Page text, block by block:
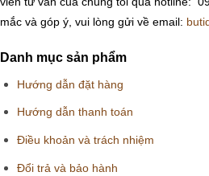
mắc và góp ý, vui lòng gửi về email:
Danh mục sản phẩm
Hướng dẫn đặt hàng
Hướng dẫn thanh toán
Điều khoản và trách nhiệm
Đổi trả và bảo hành